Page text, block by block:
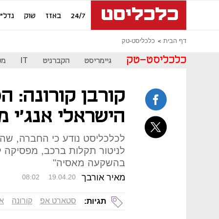
24/7 באזז שוק
דף הבית כלכליסט-טק
כלכליסט-טק גיימריסט הקברניט IT
קורבן קורונה:
הישראלי אנג'י
לניטור תקלות ברכב,
בהשקעה מאסיה"
מאיר אורבך 08:02 19.04.20
תגיות: סטארט אפ קורונה